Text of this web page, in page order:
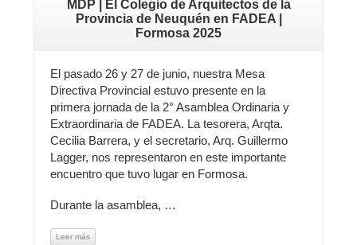
MDP | El Colegio de Arquitectos de la
Provincia de Neuquén en FADEA |
Formosa 2025
El pasado 26 y 27 de junio, nuestra Mesa
Directiva Provincial estuvo presente en la
primera jornada de la 2° Asamblea Ordinaria y
Extraordinaria de FADEA. La tesorera, Arqta.
Cecilia Barrera, y el secretario, Arq. Guillermo
Lagger, nos representaron en este importante
encuentro que tuvo lugar en Formosa.
Durante la asamblea, …
Leer más